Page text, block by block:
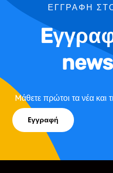
ΕΓΓΡΑΦΗ ΣΤΟ
Mάθετε πρώτοι τα νέα
Eγγραφή